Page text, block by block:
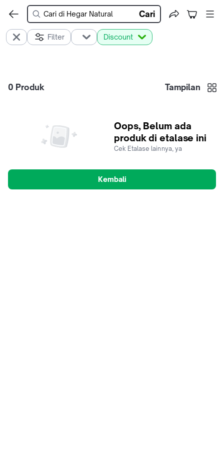
Cari
Filter Discount
0 Produk Tampilan
Oops, Belum ada
produk di etalase ini
Cek Etalase lainnya, ya
Kembali